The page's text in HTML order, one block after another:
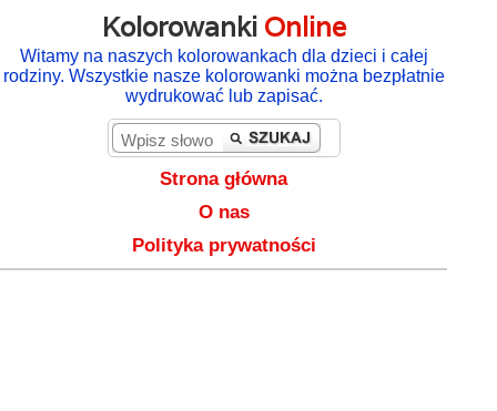
Kolorowanki Online
Witamy na naszych kolorowankach dla dzieci i całej
rodziny. Wszystkie nasze kolorowanki można bezpłatnie
wydrukować lub zapisać.
Strona główna
O nas
Polityka prywatności